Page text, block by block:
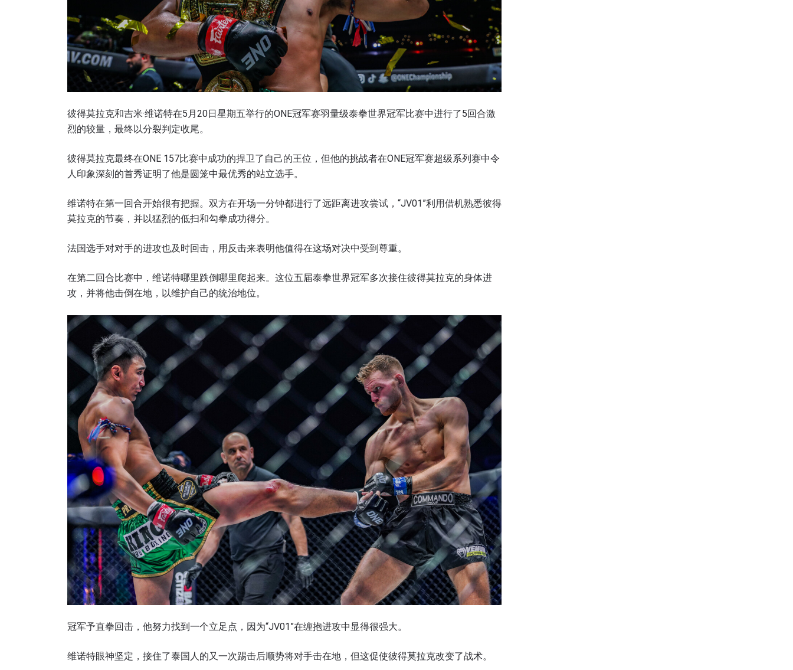
彼得莫拉克和吉米·维诺特在5月20日星期五举行的ONE冠军赛羽量级泰拳世界冠军比赛中进行了5回合激
烈的较量，最终以分裂判定收尾。
彼得莫拉克最终在ONE 157比赛中成功的捍卫了自己的王位，但他的挑战者在ONE冠军赛超级系列赛中令
人印象深刻的首秀证明了他是圆笼中最优秀的站立选手。
维诺特在第一回合开始很有把握。双方在开场一分钟都进行了远距离进攻尝试，“JV01”利用借机熟悉彼得
莫拉克的节奏，并以猛烈的低扫和勾拳成功得分。
法国选手对对手的进攻也及时回击，用反击来表明他值得在这场对决中受到尊重。
在第二回合比赛中，维诺特哪里跌倒哪里爬起来。这位五届泰拳世界冠军多次接住彼得莫拉克的身体进
攻，并将他击倒在地，以维护自己的统治地位。
冠军予直拳回击，他努力找到一个立足点，因为“JV01”在缠抱进攻中显得很强大。
维诺特眼神坚定，接住了泰国人的又一次踢击后顺势将对手击在地，但这促使彼得莫拉克改变了战术。